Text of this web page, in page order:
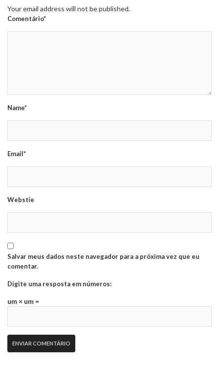
Your email address will not be published.
Comentário*
Name*
Email*
Webstie
Salvar meus dados neste navegador para a próxima vez que eu
comentar.
Digite uma resposta em números:
um × um =